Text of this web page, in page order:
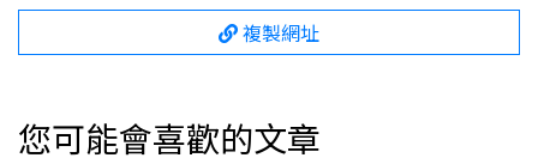
複製網址
您可能會喜歡的文章